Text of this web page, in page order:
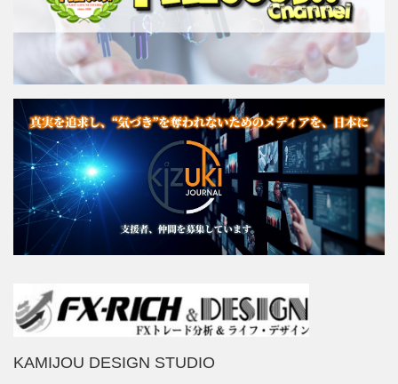
KAMIJOU DESIGN STUDIO